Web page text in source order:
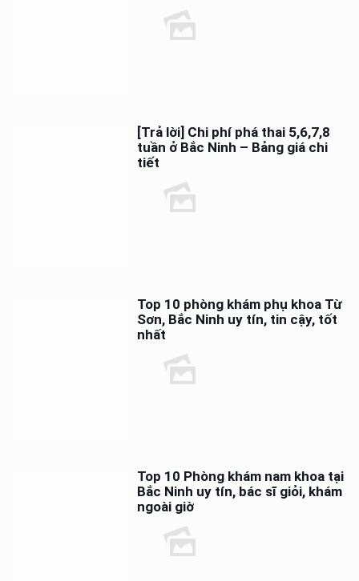
[Trả lời] Chi phí phá thai 5,6,7,8
tuần ở Bắc Ninh – Bảng giá chi
tiết
Top 10 phòng khám phụ khoa Từ
Sơn, Bắc Ninh uy tín, tin cậy, tốt
nhất
Top 10 Phòng khám nam khoa tại
Bắc Ninh uy tín, bác sĩ giỏi, khám
ngoài giờ